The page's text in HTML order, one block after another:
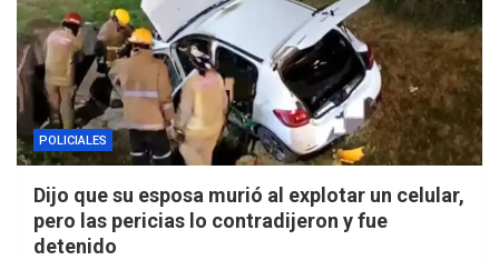
POLICIALES
Dijo que su esposa murió al explotar un celular,
pero las pericias lo contradijeron y fue
detenido